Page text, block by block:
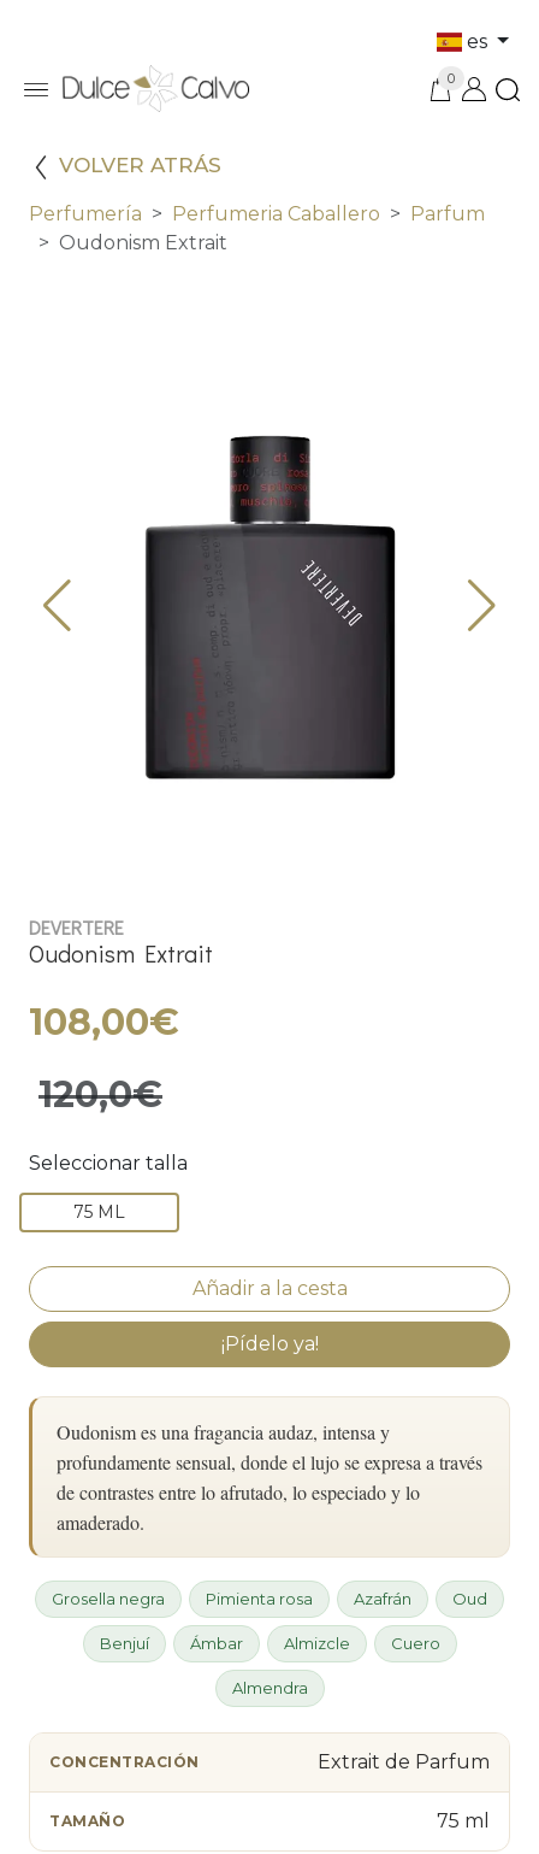
es
0
VOLVER ATRÁS
Perfumería Perfumeria Caballero
Parfum
Oudonism Extrait
DEVERTERE
Oudonism Extrait
108,00€
120,0€
Seleccionar talla
75 ML
¡Pídelo ya!
Oudonism es una fragancia audaz, intensa y
profundamente sensual, donde el lujo se expresa a través
de contrastes entre lo afrutado, lo especiado y lo
amaderado.
Grosella negra Pimienta rosa Azafrán Oud
Benjuí Ámbar Almizcle Cuero
Almendra
CONCENTRACIÓN Extrait de Parfum
TAMAÑO 75 ml